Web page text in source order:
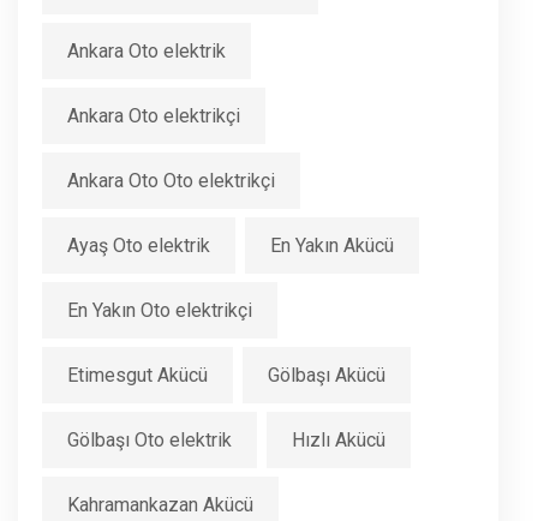
Ankara Oto elektrik
Ankara Oto elektrikçi
Ankara Oto Oto elektrikçi
Ayaş Oto elektrik En Yakın Akücü
En Yakın Oto elektrikçi
Etimesgut Akücü Gölbaşı Akücü
Gölbaşı Oto elektrik Hızlı Akücü
Kahramankazan Akücü